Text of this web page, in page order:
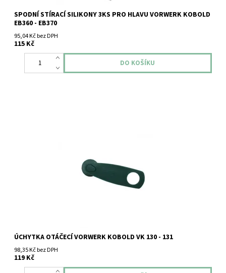
SPODNÍ STÍRACÍ SILIKONY 3KS PRO HLAVU VORWERK KOBOLD
EB360 - EB370
95,04 Kč bez DPH
115 Kč
ÚCHYTKA OTÁČECÍ VORWERK KOBOLD VK 130 - 131
98,35 Kč bez DPH
119 Kč